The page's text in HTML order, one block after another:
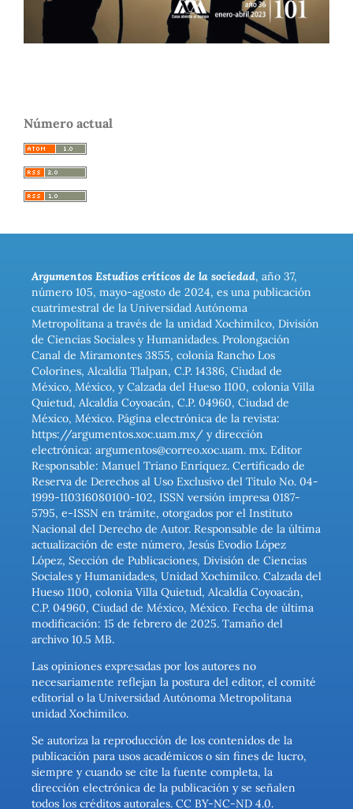
Número actual
Argumentos Estudios críticos de la sociedad, año 37,
número 105, mayo-agosto de 2024, es una publicación
cuatrimestral de la Universidad Autónoma
Metropolitana a través de la unidad Xochimilco, División
de Ciencias Sociales y Humanidades. Prolongación
Canal de Miramontes 3855, colonia Rancho Los
Colorines, Alcaldía Tlalpan, C.P. 14386, Ciudad de
México, México, y Calzada del Hueso 1100, colonia Villa
Quietud, Alcaldía Coyoacán, C.P. 04960, Ciudad de
México, México. Página electrónica de la revista:
https://argumentos.xoc.uam.mx/ y dirección
electrónica: argumentos@correo.xoc.uam. mx. Editor
Responsable: Manuel Triano Enríquez. Certificado de
Reserva de Derechos al Uso Exclusivo del Título No. 04-
1999-110316080100-102, ISSN versión impresa 0187-
5795, e-ISSN en trámite, otorgados por el Instituto
Nacional del Derecho de Autor. Responsable de la última
actualización de este número, Jesús Evodio López
López, Sección de Publicaciones, División de Ciencias
Sociales y Humanidades, Unidad Xochimilco. Calzada del
Hueso 1100, colonia Villa Quietud, Alcaldía Coyoacán,
C.P. 04960, Ciudad de México, México. Fecha de última
modificación: 15 de febrero de 2025. Tamaño del
archivo 10.5 MB.
Las opiniones expresadas por los autores no
necesariamente reflejan la postura del editor, el comité
editorial o la Universidad Autónoma Metropolitana
unidad Xochimilco.
Se autoriza la reproducción de los contenidos de la
publicación para usos académicos o sin fines de lucro,
siempre y cuando se cite la fuente completa, la
dirección electrónica de la publicación y se señalen
todos los créditos autorales. CC BY-NC-ND 4.0.